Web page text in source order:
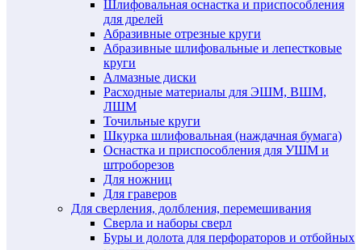
Шлифовальная оснастка и приспособления
для дрелей
Абразивные отрезные круги
Абразивные шлифовальные и лепестковые
круги
Алмазные диски
Расходные материалы для ЭШМ, ВШМ,
ЛШМ
Точильные круги
Шкурка шлифовальная (наждачная бумага)
Оснастка и приспособления для УШМ и
штроборезов
Для ножниц
Для граверов
Для сверления, долбления, перемешивания
Сверла и наборы сверл
Буры и долота для перфораторов и отбойных